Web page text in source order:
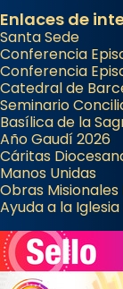
Enlaces de
Santa Sede
Conferencia
Conferencia
Catedral de
Seminario
Basílica de la
Año Gaudí 2026
Cáritas
Manos Unidas
Obras
Ayuda a la